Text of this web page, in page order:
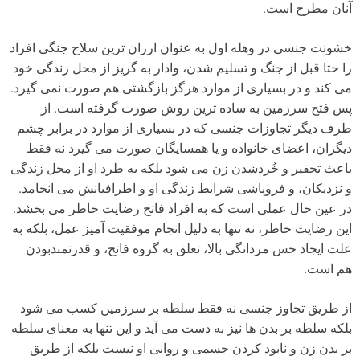
آنان مطرح است.
خشونت جنسی در وهله اول به عنوان ارزان ترین سلاح جنگی افراد
را حتا قبل از جنگ و تسلیم شدن، وادار به گریز از محل زندگی خود
می کند و در بسیاری از موارد هرگز بازگشتی هم صورت نمی گیرد.
پس فتح سرزمین به ساده ترین روش صورت گرفته است. از
طرف دیگر تجاوزات جنسی که در بسیاری از موارد در برابر چشم
دیگران، اعضای خانواده و یا همسایگان صورت می گیرد نه فقط
باعث تحقیر و خُردشدن زن می شود بلکه به طرد او از محل زندگی
و نزدیکان، و فروپاشی شرایط زندگی او و اطرافیانش می انجامد.
در عین حال عملی است که به افراد فاتح رضایت خاطر می بخشد.
این رضایت خاطر، نه تنها به دلیل انجام موفقیت آمیز عمل، بلکه به
علت ایجاد حس مردانگی بالا، تعلق به گروه فاتح، و قدرتمندبودن
هم است.
از طریق تجاوز جنسی نه فقط سلطه بر سرزمین کسب می شود
بلکه سلطه بر بدن ها نیز به دست می آید و این تنها به معنای سلطه
بر بدن زن و نابود کردن جسمی و روانی او نیست بلکه از طریق